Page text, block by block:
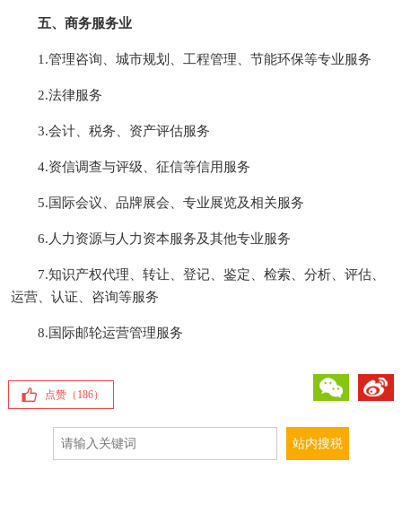
五、商务服务业
1.管理咨询、城市规划、工程管理、节能环保等专业服务
2.法律服务
3.会计、税务、资产评估服务
4.资信调查与评级、征信等信用服务
5.国际会议、品牌展会、专业展览及相关服务
6.人力资源与人力资本服务及其他专业服务
7.知识产权代理、转让、登记、鉴定、检索、分析、评估、
运营、认证、咨询等服务
8.国际邮轮运营管理服务
点赞（ 186）